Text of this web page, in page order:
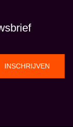
INSCHRIJVEN